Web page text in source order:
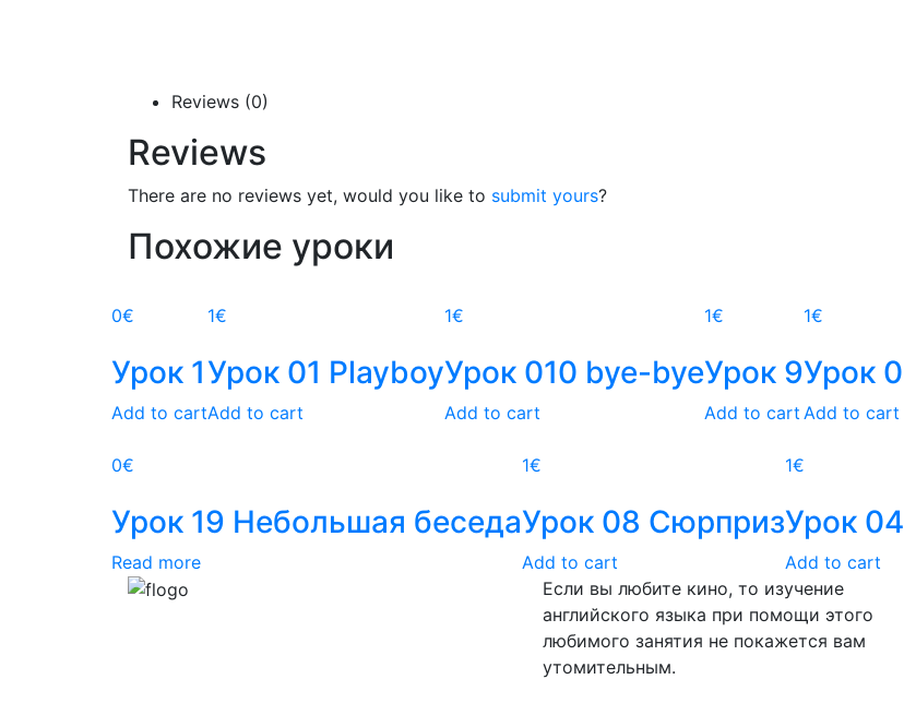
Reviews (0)
Reviews
There are no reviews yet, would you like to submit yours?
Похожие уроки
0€
Урок 1
Add to cart
1€
Урок 01 Playboy
Add to cart
1€
Урок 010 bye-bye
Add to cart
1€
Урок 9
Add to cart
1€
Урок
Add to cart
0€
Урок 19 Небольшая беседа
Read more
1€
Урок 08 Сюрприз
Add to cart
1€
Урок
Add to cart
Если вы любите кино, то изучение
английского языка при помощи этого
любимого занятия не покажется вам
утомительным.